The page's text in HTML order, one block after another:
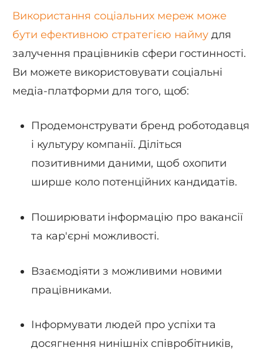
Використання соціальних мереж може
бути ефективною стратегією наймудля
залучення працівників сфери гостинності.
Ви можете використовувати соціальні
медіа-платформи для того, щоб:
Продемонструвати бренд роботодавця
і культуру компанії. Діліться
позитивними даними, щоб охопити
ширше коло потенційних кандидатів.
Поширювати інформацію про вакансії
та кар'єрні можливості.
Взаємодіяти з можливими новими
працівниками.
Інформувати людей про успіхи та
досягнення нинішніх співробітників,